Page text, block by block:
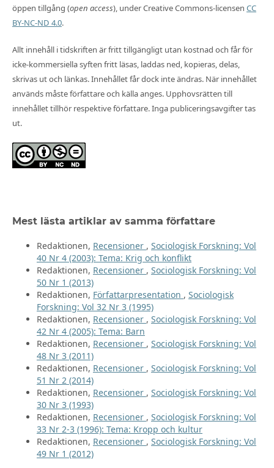
öppen tillgång (open access), under Creative Commons-licensen CC
BY-NC-ND 4.0.
Allt innehåll i tidskriften är fritt tillgängligt utan kostnad och får för
icke-kommersiella syften fritt läsas, laddas ned, kopieras, delas,
skrivas ut och länkas. Innehållet får dock inte ändras. När innehållet
används måste författare och källa anges. Upphovsrätten till
innehållet tillhör respektive författare. Inga publiceringsavgifter tas
ut.
Mest lästa artiklar av samma författare
Redaktionen, Recensioner , Sociologisk Forskning: Vol
40 Nr 4 (2003): Tema: Krig och konflikt
Redaktionen, Recensioner , Sociologisk Forskning: Vol
50 Nr 1 (2013)
Redaktionen, Författarpresentation , Sociologisk
Forskning: Vol 32 Nr 3 (1995)
Redaktionen, Recensioner , Sociologisk Forskning: Vol
42 Nr 4 (2005): Tema: Barn
Redaktionen, Recensioner , Sociologisk Forskning: Vol
48 Nr 3 (2011)
Redaktionen, Recensioner , Sociologisk Forskning: Vol
51 Nr 2 (2014)
Redaktionen, Recensioner , Sociologisk Forskning: Vol
30 Nr 3 (1993)
Redaktionen, Recensioner , Sociologisk Forskning: Vol
33 Nr 2-3 (1996): Tema: Kropp och kultur
Redaktionen, Recensioner , Sociologisk Forskning: Vol
49 Nr 1 (2012)